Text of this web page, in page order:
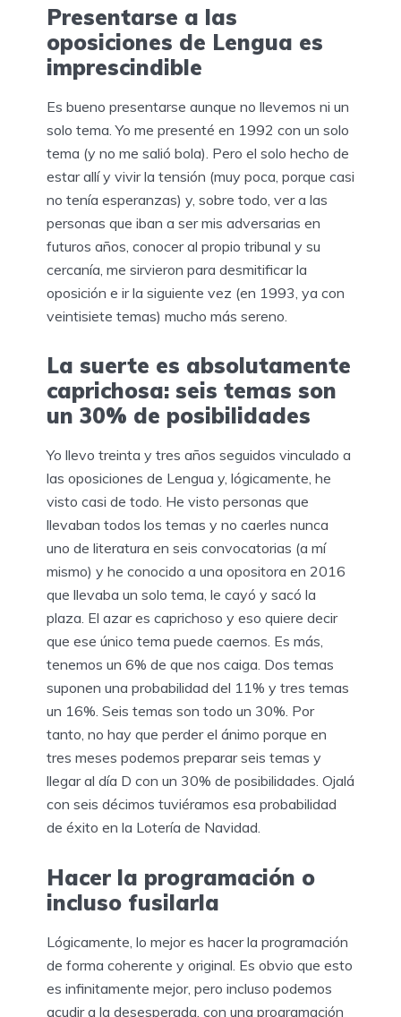
Presentarse a las
oposiciones de Lengua es
imprescindible
Es bueno presentarse aunque no llevemos ni un
solo tema. Yo me presenté en 1992 con un solo
tema (y no me salió bola). Pero el solo hecho de
estar allí y vivir la tensión (muy poca, porque casi
no tenía esperanzas) y, sobre todo, ver a las
personas que iban a ser mis adversarias en
futuros años, conocer al propio tribunal y su
cercanía, me sirvieron para desmitificar la
oposición e ir la siguiente vez (en 1993, ya con
veintisiete temas) mucho más sereno.
La suerte es absolutamente
caprichosa: seis temas son
un 30% de posibilidades
Yo llevo treinta y tres años seguidos vinculado a
las oposiciones de Lengua y, lógicamente, he
visto casi de todo. He visto personas que
llevaban todos los temas y no caerles nunca
uno de literatura en seis convocatorias (a mí
mismo) y he conocido a una opositora en 2016
que llevaba un solo tema, le cayó y sacó la
plaza. El azar es caprichoso y eso quiere decir
que ese único tema puede caernos. Es más,
tenemos un 6% de que nos caiga. Dos temas
suponen una probabilidad del 11% y tres temas
un 16%. Seis temas son todo un 30%. Por
tanto, no hay que perder el ánimo porque en
tres meses podemos preparar seis temas y
llegar al día D con un 30% de posibilidades. Ojalá
con seis décimos tuviéramos esa probabilidad
de éxito en la Lotería de Navidad.
Hacer la programación o
incluso fusilarla
Lógicamente, lo mejor es hacer la programación
de forma coherente y original. Es obvio que esto
es infinitamente mejor, pero incluso podemos
acudir a la desesperada, con una programación